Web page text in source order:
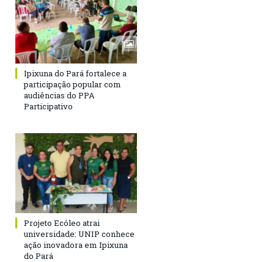
Ipixuna do Pará fortalece a
participação popular com
audiências do PPA
Participativo
Projeto Ecóleo atrai
universidade: UNIP conhece
ação inovadora em Ipixuna
do Pará